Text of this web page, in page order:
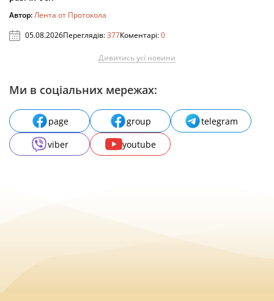
Автор:Лента от Протокола
05.08.2026Переглядів:377Коментарі:0
Дивитись усі новини
Ми в соціальних мережах:
page group
telegram
viber
youtube